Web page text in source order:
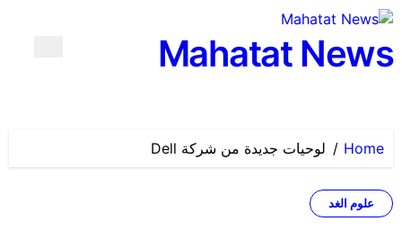
التجاوز
إلى
المحتوى
Mahatat News
Home لوحيات جديدة من شركة Dell
علوم الغد